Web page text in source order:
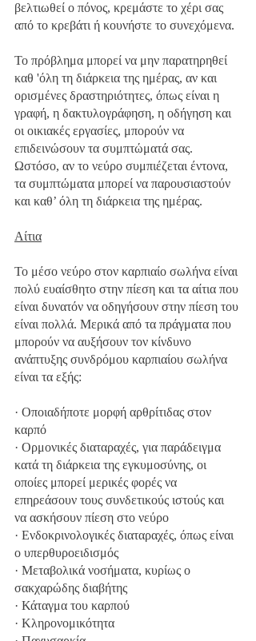
βελτιωθεί ο πόνος, κρεμάστε το χέρι σας
από το κρεβάτι ή κουνήστε το συνεχόμενα.
Το πρόβλημα μπορεί να μην παρατηρηθεί
καθ 'όλη τη διάρκεια της ημέρας, αν και
ορισμένες δραστηριότητες, όπως είναι η
γραφή, η δακτυλογράφηση, η οδήγηση και
οι οικιακές εργασίες, μπορούν να
επιδεινώσουν τα συμπτώματά σας.
Ωστόσο, αν το νεύρο συμπιέζεται έντονα,
τα συμπτώματα μπορεί να παρουσιαστούν
και καθ’ όλη τη διάρκεια της ημέρας.
Αίτια
Το μέσο νεύρο στον καρπιαίο σωλήνα είναι
πολύ ευαίσθητο στην πίεση και τα αίτια που
είναι δυνατόν να οδηγήσουν στην πίεση του
είναι πολλά. Μερικά από τα πράγματα που
μπορούν να αυξήσουν τον κίνδυνο
ανάπτυξης συνδρόμου καρπιαίου σωλήνα
είναι τα εξής:
· Οποιαδήποτε μορφή αρθρίτιδας στον
καρπό
· Ορμονικές διαταραχές, για παράδειγμα
κατά τη διάρκεια της εγκυμοσύνης, οι
οποίες μπορεί μερικές φορές να
επηρεάσουν τους συνδετικούς ιστούς και
να ασκήσουν πίεση στο νεύρο
· Ενδοκρινολογικές διαταραχές, όπως είναι
ο υπερθυροειδισμός
· Μεταβολικά νοσήματα, κυρίως ο
σακχαρώδης διαβήτης
· Κάταγμα του καρπού
· Κληρονομικότητα